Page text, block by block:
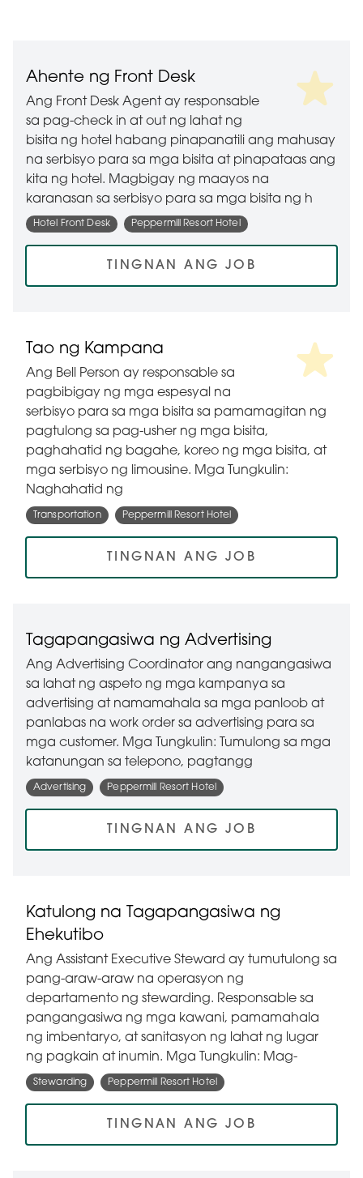
Ahente ng Front Desk
Ang Front Desk Agent ay responsable
sa pag-check in at out ng lahat ng
bisita ng hotel habang pinapanatili ang mahusay
na serbisyo para sa mga bisita at pinapataas ang
kita ng hotel. Magbigay ng maayos na
karanasan sa serbisyo para sa mga bisita ng h
Hotel Front Desk Peppermill Resort Hotel
TINGNAN ANG JOB
Tao ng Kampana
Ang Bell Person ay responsable sa
pagbibigay ng mga espesyal na
serbisyo para sa mga bisita sa pamamagitan ng
pagtulong sa pag-usher ng mga bisita,
paghahatid ng bagahe, koreo ng mga bisita, at
mga serbisyo ng limousine. Mga Tungkulin:
Naghahatid ng
Transportation Peppermill Resort Hotel
TINGNAN ANG JOB
Tagapangasiwa ng Advertising
Ang Advertising Coordinator ang nangangasiwa
sa lahat ng aspeto ng mga kampanya sa
advertising at namamahala sa mga panloob at
panlabas na work order sa advertising para sa
mga customer. Mga Tungkulin: Tumulong sa mga
katanungan sa telepono, pagtangg
Advertising Peppermill Resort Hotel
TINGNAN ANG JOB
Katulong na Tagapangasiwa ng
Ehekutibo
Ang Assistant Executive Steward ay tumutulong sa
pang-araw-araw na operasyon ng
departamento ng stewarding. Responsable sa
pangangasiwa ng mga kawani, pamamahala
ng imbentaryo, at sanitasyon ng lahat ng lugar
ng pagkain at inumin. Mga Tungkulin: Mag-
Stewarding Peppermill Resort Hotel
TINGNAN ANG JOB